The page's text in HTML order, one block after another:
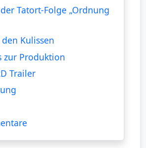
Tatort-Folge „Ordnung
Kulissen
zur Produktion
Trailer